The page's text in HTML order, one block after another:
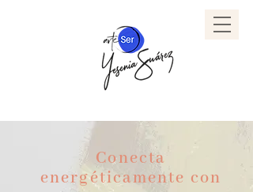
Conecta
energéticamente con